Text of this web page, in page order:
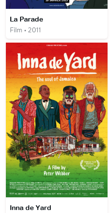
La Parade
Film • 2011
Inna de Yard